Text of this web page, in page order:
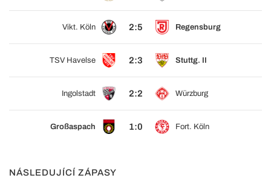
Vikt. Köln 2:5 Regensburg
TSV Havelse 2:3 Stuttg. II
Ingolstadt 2:2 Würzburg
Großaspach 1:0 Fort. Köln
NÁSLEDUJÍCÍ ZÁPASY